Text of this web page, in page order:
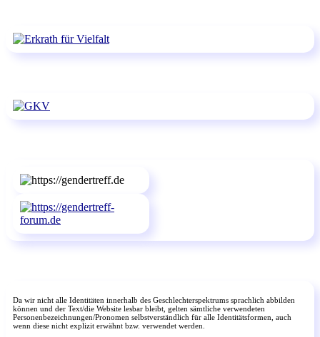
Da wir nicht alle Identitäten innerhalb des Geschlechterspektrums sprachlich abbilden
können und der Text/die Website lesbar bleibt, gelten sämtliche verwendeten
Personenbezeichnungen/Pronomen selbstverständlich für alle Identitätsformen, auch
wenn diese nicht explizit erwähnt bzw. verwendet werden.